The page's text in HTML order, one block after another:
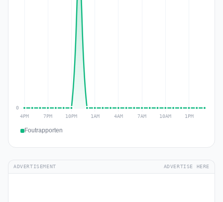
Foutrapporten
ADVERTISEMENT ADVERTISE HERE